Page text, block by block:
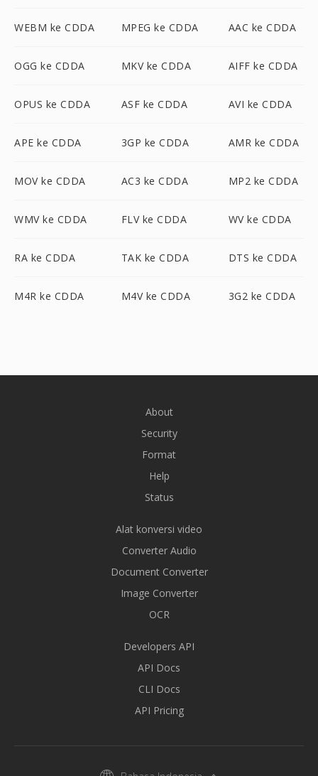
WEBM ke CDDA MPEG ke CDDA AAC ke CDDA
OGG ke CDDA MKV ke CDDA AIFF ke CDDA
OPUS ke CDDA ASF ke CDDA AVI ke CDDA
APE ke CDDA 3GP ke CDDA AMR ke CDDA
MOV ke CDDA AC3 ke CDDA MP2 ke CDDA
WMV ke CDDA FLV ke CDDA WV ke CDDA
RA ke CDDA TAK ke CDDA DTS ke CDDA
M4R ke CDDA M4V ke CDDA 3G2 ke CDDA
About
Security
Format
Help
Status
Alat konversi video
Converter Audio
Document Converter
Image Converter
OCR
Developers API
API Docs
CLI Docs
API Pricing